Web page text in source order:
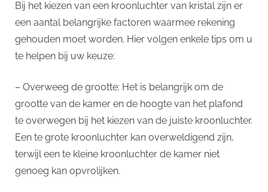
Bij het kiezen van een kroonluchter van kristal zijn er
een aantal belangrijke factoren waarmee rekening
gehouden moet worden. Hier volgen enkele tips om u
te helpen bij uw keuze:
– Overweeg de grootte: Het is belangrijk om de
grootte van de kamer en de hoogte van het plafond
te overwegen bij het kiezen van de juiste kroonluchter.
Een te grote kroonluchter kan overweldigend zijn,
terwijl een te kleine kroonluchter de kamer niet
genoeg kan opvrolijken.